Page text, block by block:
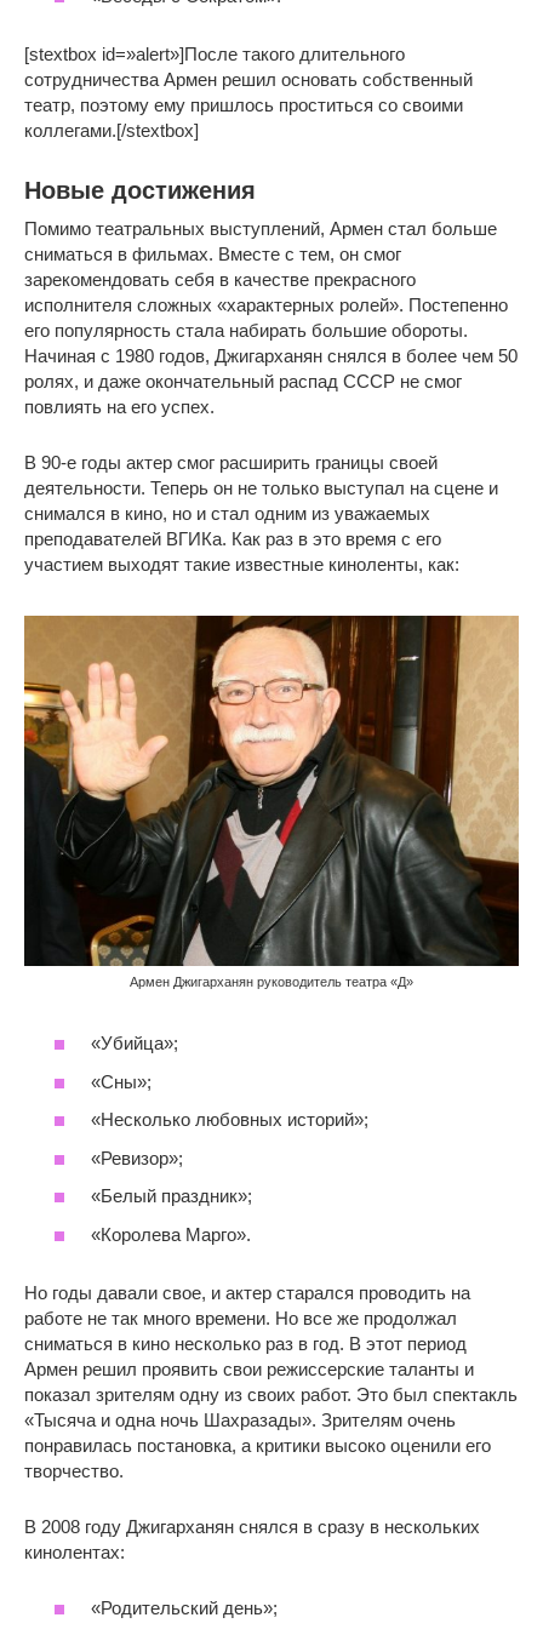
[stextbox id=»alert»]После такого длительного
сотрудничества Армен решил основать собственный
театр, поэтому ему пришлось проститься со своими
коллегами.[/stextbox]
Новые достижения
Помимо театральных выступлений, Армен стал больше
сниматься в фильмах. Вместе с тем, он смог
зарекомендовать себя в качестве прекрасного
исполнителя сложных «характерных ролей». Постепенно
его популярность стала набирать большие обороты.
Начиная с 1980 годов, Джигарханян снялся в более чем 50
ролях, и даже окончательный распад СССР не смог
повлиять на его успех.
В 90-е годы актер смог расширить границы своей
деятельности. Теперь он не только выступал на сцене и
снимался в кино, но и стал одним из уважаемых
преподавателей ВГИКа. Как раз в это время с его
участием выходят такие известные киноленты, как:
Армен Джигарханян руководитель театра «Д»
«Убийца»;
«Сны»;
«Несколько любовных историй»;
«Ревизор»;
«Белый праздник»;
«Королева Марго».
Но годы давали свое, и актер старался проводить на
работе не так много времени. Но все же продолжал
сниматься в кино несколько раз в год. В этот период
Армен решил проявить свои режиссерские таланты и
показал зрителям одну из своих работ. Это был спектакль
«Тысяча и одна ночь Шахразады». Зрителям очень
понравилась постановка, а критики высоко оценили его
творчество.
В 2008 году Джигарханян снялся в сразу в нескольких
кинолентах:
«Родительский день»;